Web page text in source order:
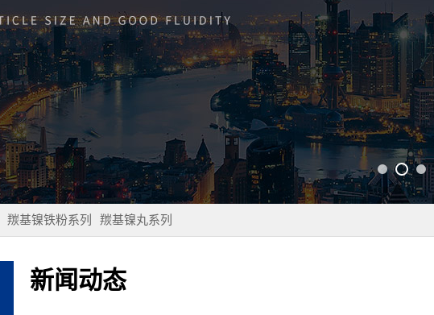
羰基镍铁粉系列 羰基镍丸系列
新闻动态